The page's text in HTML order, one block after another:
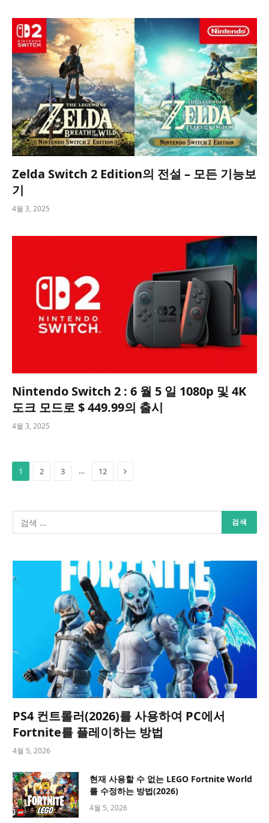
Zelda Switch 2 Edition의 전설 – 모든 기능보
기
4월 3, 2025
Nintendo Switch 2 : 6 월 5 일 1080p 및 4K
도크 모드로 $ 449.99의 출시
4월 3, 2025
1 2 3 … 12 Next
PS4 컨트롤러(2026)를 사용하여 PC에서
Fortnite를 플레이하는 방법
4월 5, 2026
현재 사용할 수 없는 LEGO Fortnite World
를 수정하는 방법(2026)
4월 5, 2026